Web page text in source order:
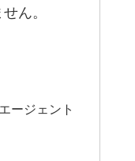
ん。
ージェント